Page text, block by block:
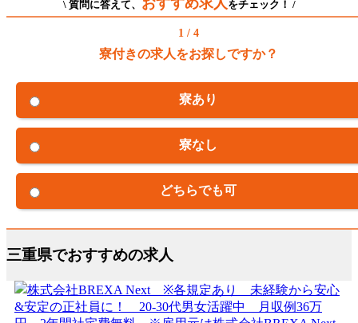
\ 質問に答えて、 おすすめ求人をチェック！ /
1 / 4
寮付きの求人をお探しですか？
寮あり
寮なし
どちらでも可
三重県でおすすめの求人